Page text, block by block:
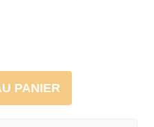
PANIER